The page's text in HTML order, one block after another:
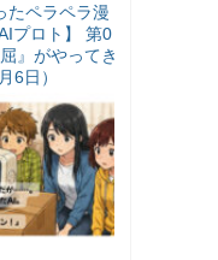
たペラペラ漫
プロト】 第0
』がやってき
6日）